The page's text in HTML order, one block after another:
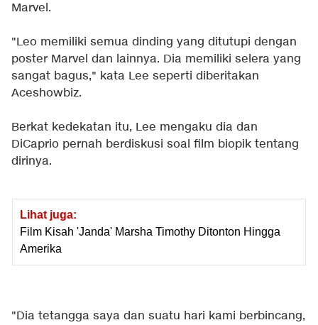
Marvel.
"Leo memiliki semua dinding yang ditutupi dengan
poster Marvel dan lainnya. Dia memiliki selera yang
sangat bagus," kata Lee seperti diberitakan
Aceshowbiz.
Berkat kedekatan itu, Lee mengaku dia dan
DiCaprio pernah berdiskusi soal film biopik tentang
dirinya.
Lihat juga:
Film Kisah 'Janda' Marsha Timothy Ditonton Hingga
Amerika
"Dia tetangga saya dan suatu hari kami berbincang,